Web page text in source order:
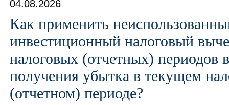
04.08.2026
Как применить
инвестиционный налоговый
налоговых (отчетных) периодов
получения убытка в текущем
(отчетном) периоде?